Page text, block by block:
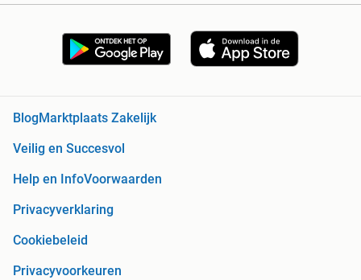
BlogMarktplaats Zakelijk
Veilig en Succesvol
Help en InfoVoorwaarden
Privacyverklaring
Cookiebeleid
Privacyvoorkeuren